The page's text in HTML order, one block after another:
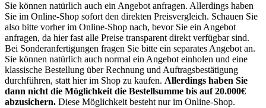
Sie können natürlich auch ein Angebot anfragen. Allerdings haben
Sie im Online-Shop sofort den direkten Preisvergleich. Schauen Sie
also bitte vorher im Online-Shop nach, bevor Sie ein Angebot
anfragen, da hier fast alle Preise transparent direkt verfügbar sind.
Bei Sonderanfertigungen fragen Sie bitte ein separates Angebot an.
Sie können natürlich auch normal ein Angebot einholen und eine
klassische Bestellung über Rechnung und Auftragsbestätigung
durchführen, statt hier im Shop zu kaufen. Allerdings haben Sie
dann nicht die Möglichkeit die Bestellsumme bis auf 20.000€
abzusichern. Diese Möglichkeit besteht nur im Online-Shop.